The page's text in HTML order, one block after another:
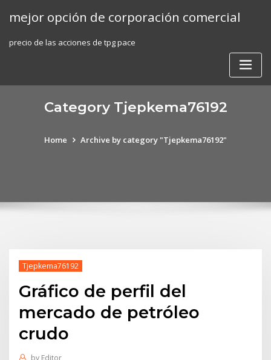
mejor opción de corporación comercial
precio de las acciones de tpg pace
Category Tjepkema76192
Home Archive by category "Tjepkema76192"
Tjepkema76192
Gráfico de perfil del
mercado de petróleo
crudo